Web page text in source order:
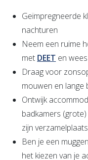
Geïmpregneerde
nachturen
Neem een ruime
met DEET en
Draag voor
mouwen en lange
Ontwijk
badkamers
zijn
Ben je een
het kiezen van je